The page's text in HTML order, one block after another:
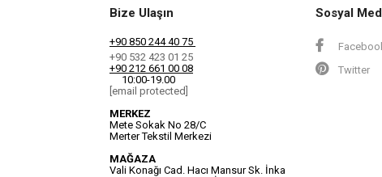
Bize Ulaşın
+90 850 244 40 75
+90 532 423 01 25
+90 212 661 00 08
10:00-19.00
[email protected]
MERKEZ
Mete Sokak No 28/C
Merter Tekstil Merkezi
MAĞAZA
Vali Konağı Cad. Hacı Mansur Sk. İnka
Sosyal
Twitter